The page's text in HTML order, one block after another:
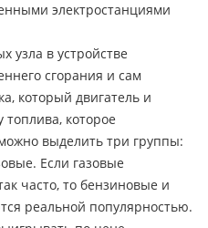
электростанциями
узла в устройстве
сгорания и сам
который двигатель и
которое
выделить три группы:
Если газовые
часто, то бензиновые и
реальной популярностью.